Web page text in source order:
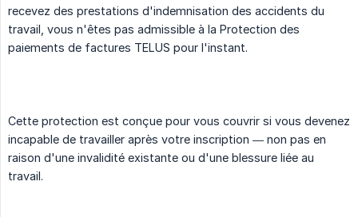
recevez des prestations d'indemnisation des accidents du
travail, vous n'êtes pas admissible à la Protection des
paiements de factures TELUS pour l'instant.
Cette protection est conçue pour vous couvrir si vous devenez
incapable de travailler après votre inscription — non pas en
raison d'une invalidité existante ou d'une blessure liée au
travail.